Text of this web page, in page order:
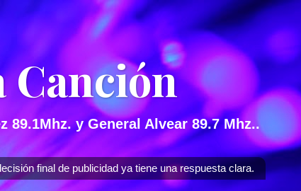
Canción
89.1Mhz. y General Alvear 89.7 Mhz..
final de publicidad ya tiene una respuesta clara.